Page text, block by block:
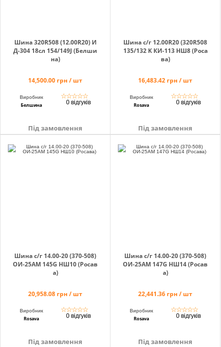
Шина 320R508 (12.00R20) И
Д-304 18сл 154/149J (Белши
на)
14,500.00 грн / шт
Виробник
Белшина
☆☆☆☆☆
0 відгуків
Під замовлення
Шина с/г 12.00R20 (320R508
135/132 K КИ-113 НШ8 (Роса
ва)
16,483.42 грн / шт
Виробник
Rosava
☆☆☆☆☆
0 відгуків
Під замовлення
Шина с/г 14.00-20 (370-508)
ОИ-25АМ 145G HШ10 (Росав
а)
20,958.08 грн / шт
Виробник
Rosava
☆☆☆☆☆
0 відгуків
Під замовлення
Шина с/г 14.00-20 (370-508)
ОИ-25АМ 147G HШ14 (Росав
а)
22,441.36 грн / шт
Виробник
Rosava
☆☆☆☆☆
0 відгуків
Під замовлення